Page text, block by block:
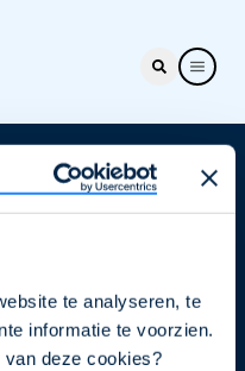
te analyseren, te
informatie te voorzien.
deze cookies?